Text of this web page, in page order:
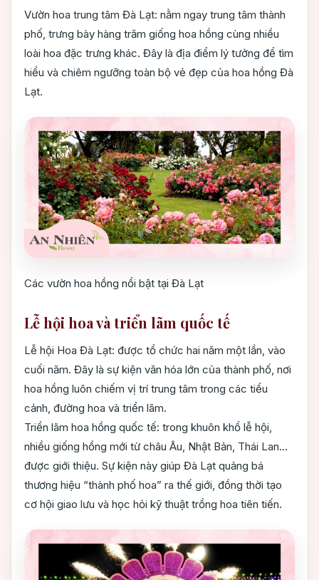
Vườn hoa trung tâm Đà Lạt: nằm ngay trung tâm thành
phố, trưng bày hàng trăm giống hoa hồng cùng nhiều
loài hoa đặc trưng khác. Đây là địa điểm lý tưởng để tìm
hiểu và chiêm ngưỡng toàn bộ vẻ đẹp của hoa hồng Đà
Lạt.
Các vườn hoa hồng nổi bật tại Đà Lạt
Lễ hội hoa và triển lãm quốc tế
Lễ hội Hoa Đà Lạt: được tổ chức hai năm một lần, vào
cuối năm. Đây là sự kiện văn hóa lớn của thành phố, nơi
hoa hồng luôn chiếm vị trí trung tâm trong các tiểu
cảnh, đường hoa và triển lãm.
Triển lãm hoa hồng quốc tế: trong khuôn khổ lễ hội,
nhiều giống hồng mới từ châu Âu, Nhật Bản, Thái Lan…
được giới thiệu. Sự kiện này giúp Đà Lạt quảng bá
thương hiệu “thành phố hoa” ra thế giới, đồng thời tạo
cơ hội giao lưu và học hỏi kỹ thuật trồng hoa tiên tiến.